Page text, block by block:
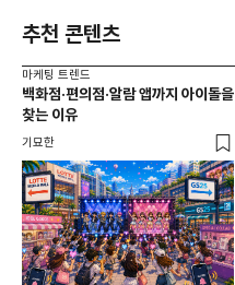
추천 콘텐츠
마케팅 트렌드
백화점·편의점·알람 앱까지 아이돌을
찾는 이유
기묘한